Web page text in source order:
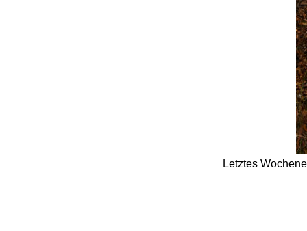
Letztes